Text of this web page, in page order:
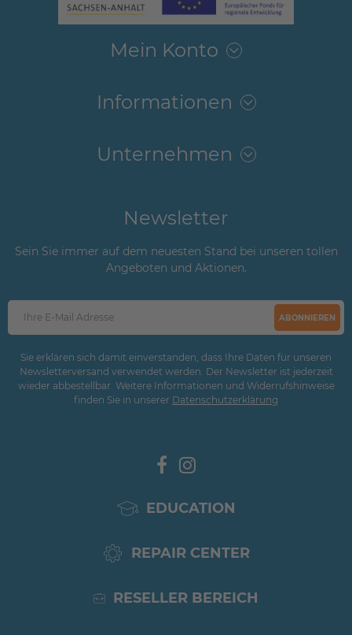
Mein Konto
Informationen
Unternehmen
Newsletter
Sein Sie immer auf dem neuesten Stand bei unseren tollen
Angeboten und Aktionen.
ABONNIEREN
Sie erklären sich damit einverstanden, dass Ihre Daten für unseren
Newsletterversand verwendet werden. Der Newsletter ist jederzeit
wieder abbestellbar. Weitere Informationen und Widerrufshinweise
finden Sie in unserer Daten­schutz­erklärung
EDUCATION
REPAIR CENTER
RESELLER BEREICH